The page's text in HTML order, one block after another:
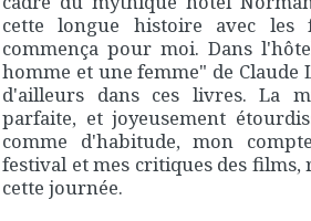
cette longue histoire avec les
commença pour moi. Dans
homme et une femme" de Claude
d'ailleurs dans ces livres. La
parfaite, et joyeusement
comme d'habitude, mon
festival et mes critiques des
cette journée.